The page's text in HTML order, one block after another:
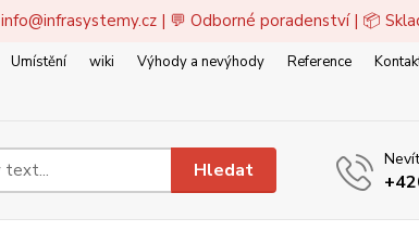
info@infrasystemy.cz| 💬 Odborné poradenství | 📦
Umístění wiki Výhody a nevýhody Reference
Hledat